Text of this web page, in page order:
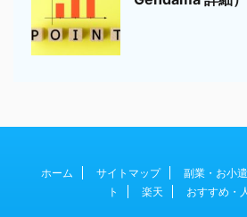
ホーム サイトマップ 副業・お小
ト
楽天 おすすめ・